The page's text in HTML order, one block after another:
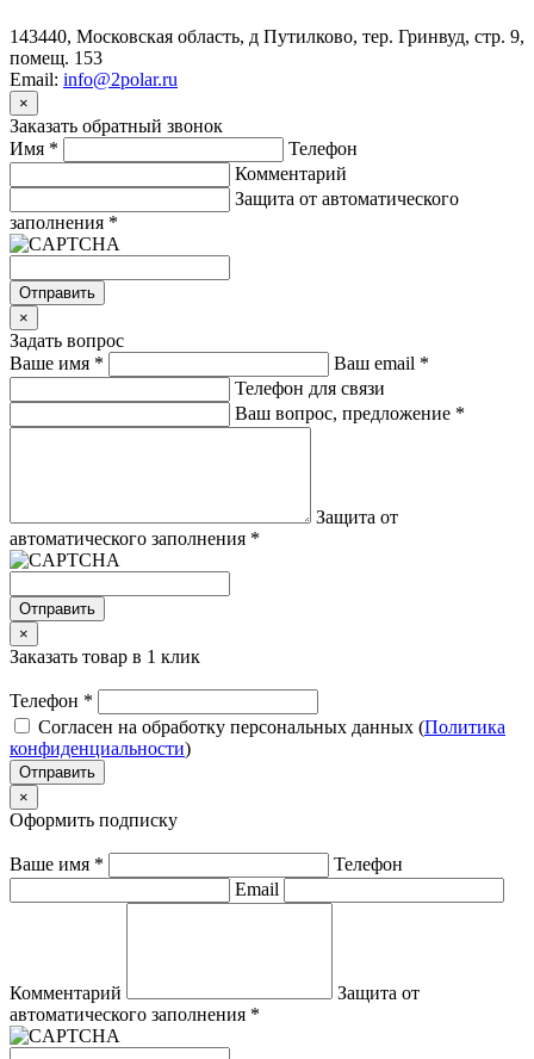
143440, Московская область, д Путилково, тер. Гринвуд, стр. 9,
помещ. 153
Email: info@2polar.ru
×
Заказать обратный звонок
Имя *
Телефон
Комментарий
Защита от автоматического
заполнения *
Отправить
×
Задать вопрос
Ваше имя * Ваш email *
Телефон для связи
Ваш вопрос, предложение *
Защита от
автоматического заполнения *
Отправить
×
Заказать товар в 1 клик
Телефон *
Согласен на обработку персональных данных (Политика
конфиденциальности)
Отправить
×
Оформить подписку
Ваше имя *
Телефон
Email
Комментарий
Защита от
автоматического заполнения *